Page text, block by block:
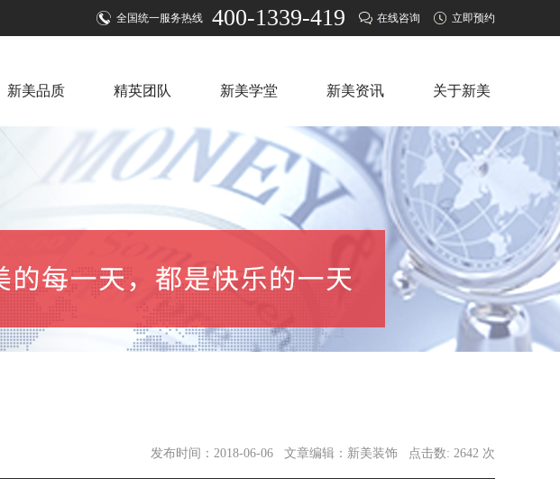
400-1339-419
全国统一服务热线 在线咨询 立即预约
新美品质 精英团队 新美学堂 新美资讯 关于新美
发布时间：2018-06-06 文章编辑：新美装饰 点击数: 2642 次